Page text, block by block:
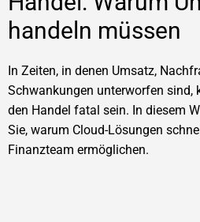
handeln müssen
In Zeiten, in denen Umsatz,
Schwankungen unterworfen sind,
den Handel fatal sein. In diesem
Sie, warum Cloud-Lösungen
Finanzteam ermöglichen.